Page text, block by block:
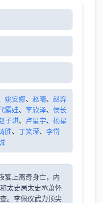
姚安娜、 赵晴、 赵弈
露娃、 李欣泽、 侯长
子琪、 卢星宇、 杨星
胜、 丁笑滢、 李岱
宴上离奇身亡，内
太史局太史丞萧怀
。李佩仪武力顶尖